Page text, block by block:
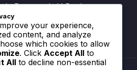
Resgate de V-Bucks
your experience,
content, and analyze
which cookies to allow
. Click Accept All to
All to decline non-essential